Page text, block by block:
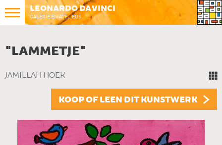
LEONARDO DA VINCI
GALERIE EN ATELIERS
"LAMMETJE"
JAMILLAH HOEK
KOOP OF LEEN DIT KUNSTWERK